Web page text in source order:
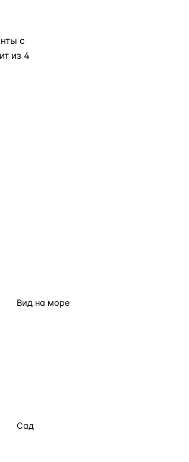
с
из 4
Вид на море
Сад